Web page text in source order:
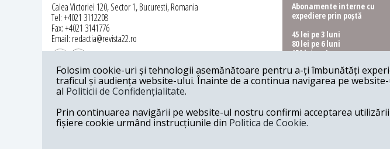
Calea Victoriei 120, Sector 1, Bucuresti, Romania
Tel: +4021 3112208
Fax: +4021 3141776
Email: redactia@revista22.ro
Revista 22 este editata de
Abonamente interne cu
expediere prin poștă
45 lei pe 3 luni
80 lei pe 6 luni
150 lei pe 1 an
Abonamente interne cu
ridicare de la redacție
62 lei pe 6 luni
115 lei pe 1 an
Folosim cookie-uri și tehnologii asemănătoare pentru a-ți îmbunătăți
traficul și audiența website-ului. Înainte de a continua navigarea pe
al Politicii de Confidențialitate.
Prin continuarea navigării pe website-ul nostru confirmi acceptarea
fișiere cookie urmând instrucțiunile din Politica de Cookie.